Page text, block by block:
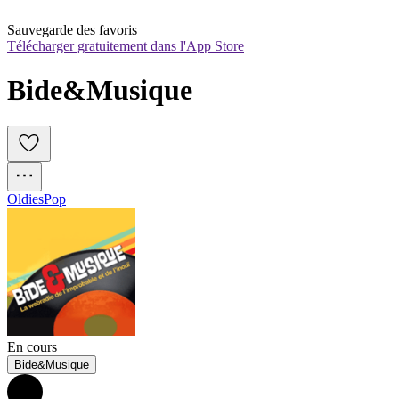
Sauvegarde des favoris
Télécharger gratuitement dans l'App Store
Bide&Musique
OldiesPop
En cours
Bide&Musique